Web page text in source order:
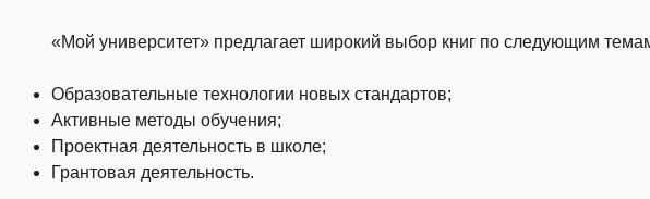
«Мой университет» предлагает широкий выбор книг по следующим
Образовательные технологии новых стандартов;
Активные методы обучения;
Проектная деятельность в школе;
Грантовая деятельность.